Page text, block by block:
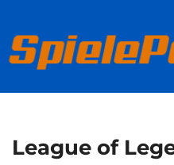
springen
League of